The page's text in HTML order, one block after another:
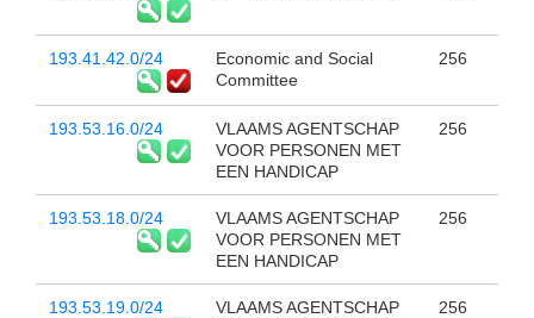
193.41.42.0/24
Economic and Social
Committee
256
193.53.16.0/24
VLAAMS AGENTSCHAP
VOOR PERSONEN MET
EEN HANDICAP
256
193.53.18.0/24
VLAAMS AGENTSCHAP
VOOR PERSONEN MET
EEN HANDICAP
256
193.53.19.0/24
VLAAMS AGENTSCHAP
256